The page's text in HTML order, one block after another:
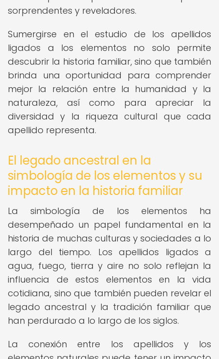
sorprendentes y reveladores.
Sumergirse en el estudio de los apellidos
ligados a los elementos no solo permite
descubrir la historia familiar, sino que también
brinda una oportunidad para comprender
mejor la relación entre la humanidad y la
naturaleza, así como para apreciar la
diversidad y la riqueza cultural que cada
apellido representa.
El legado ancestral en la
simbología de los elementos y su
impacto en la historia familiar
La simbología de los elementos ha
desempeñado un papel fundamental en la
historia de muchas culturas y sociedades a lo
largo del tiempo. Los apellidos ligados a
agua, fuego, tierra y aire no solo reflejan la
influencia de estos elementos en la vida
cotidiana, sino que también pueden revelar el
legado ancestral y la tradición familiar que
han perdurado a lo largo de los siglos.
La conexión entre los apellidos y los